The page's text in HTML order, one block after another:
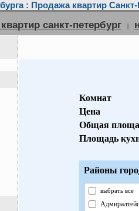
: Продажа квартир Санкт-
санкт-петербург |
Комнат
Цена
Общая
Площадь
Районы
выбрать все